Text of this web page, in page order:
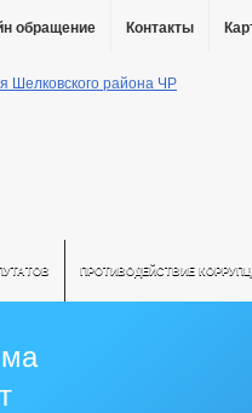
обращение Контакты
ПРОТИВОДЕЙСТВИЕ